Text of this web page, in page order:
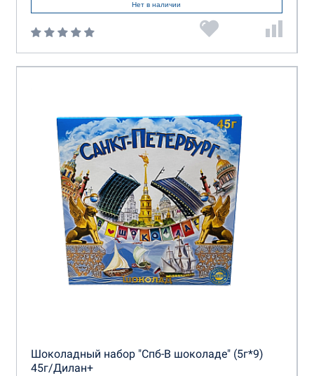
Нет в наличии
Шоколадный набор "Спб-В шоколаде" (5г*9)
45г/Дилан+